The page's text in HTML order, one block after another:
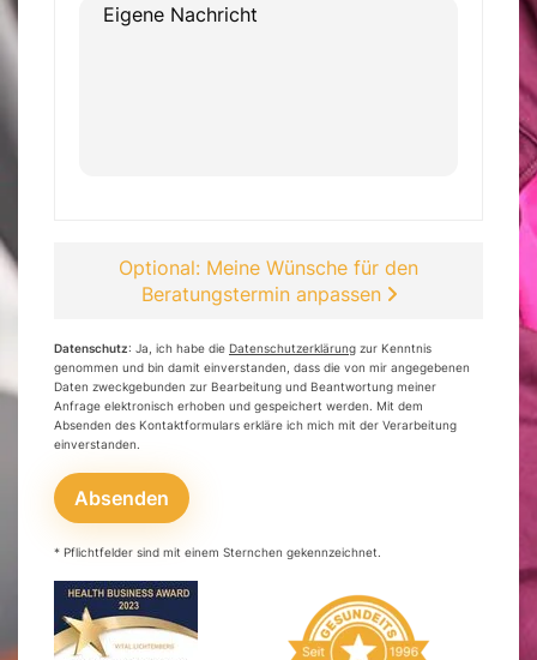
Eigene Nachricht
Optional: Meine Wünsche für den
Beratungstermin anpassen
Datenschutz: Ja, ich habe die Datenschutzerklärung zur Kenntnis
genommen und bin damit einverstanden, dass die von mir angegebenen
Daten zweckgebunden zur Bearbeitung und Beantwortung meiner
Anfrage elektronisch erhoben und gespeichert werden. Mit dem
Absenden des Kontaktformulars erkläre ich mich mit der Verarbeitung
einverstanden.
Absenden
* Pflichtfelder sind mit einem Sternchen gekennzeichnet.